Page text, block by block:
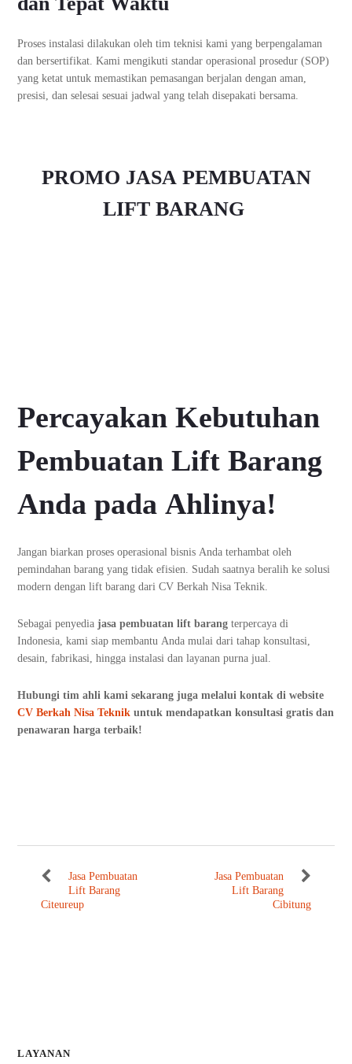
Proses instalasi dilakukan oleh tim teknisi kami yang berpengalaman
dan bersertifikat. Kami mengikuti standar operasional prosedur (SOP)
yang ketat untuk memastikan pemasangan berjalan dengan aman,
presisi, dan selesai sesuai jadwal yang telah disepakati bersama.
PROMO JASA PEMBUATAN
LIFT BARANG
Percayakan Kebutuhan
Pembuatan Lift Barang
Anda pada Ahlinya!
Jangan biarkan proses operasional bisnis Anda terhambat oleh
pemindahan barang yang tidak efisien. Sudah saatnya beralih ke solusi
modern dengan lift barang dari CV Berkah Nisa Teknik.
Sebagai penyediajasa pembuatan lift barang terpercaya di
Indonesia, kami siap membantu Anda mulai dari tahap konsultasi,
desain, fabrikasi, hingga instalasi dan layanan purna jual.
Hubungi tim ahli kami sekarang juga melalui kontak di website
CV Berkah Nisa Teknik untuk mendapatkan konsultasi gratis dan
penawaran harga terbaik!
Jasa Pembuatan
Lift Barang
Citeureup
Jasa Pembuatan
Lift Barang
Cibitung
LAYANAN